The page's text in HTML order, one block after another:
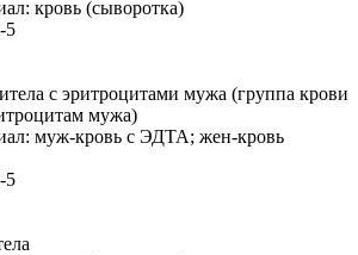
кровь (сыворотка)
5
с эритроцитами мужа (группа крови
мужа)
муж-кровь с ЭДТА; жен-кровь
5